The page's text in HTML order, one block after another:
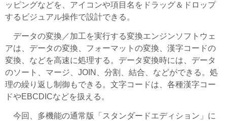
ッピングなどを、アイコンや項目名をドラッグ＆ドロップ
するビジュアル操作で設計できる。
データの変換／加工を実行する変換エンジンソフトウェ
アは、データの変換、フォーマットの変換、漢字コードの
変換、などを高速に処理する。データ変換時には、データ
のソート、マージ、JOIN、分割、結合、などができる。処
理の繰り返し制御もできる。文字コードは、各種漢字コー
ドやEBCDICなどを扱える。
今回、多機能の通常版「スタンダードエディション」に